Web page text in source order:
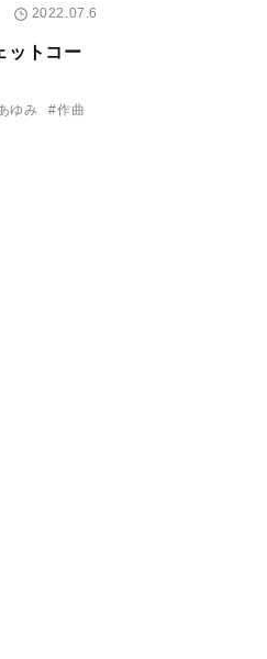
2022.07.6
ットコー
ゆみ
#作曲